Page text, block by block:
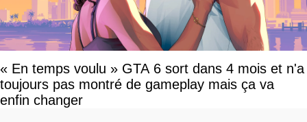
« En temps voulu » GTA 6 sort dans 4 mois et n'a
toujours pas montré de gameplay mais ça va
enfin changer